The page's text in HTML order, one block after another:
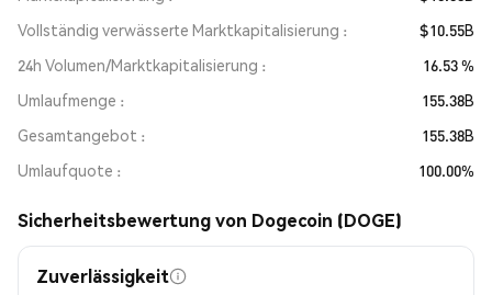
Vollständig verwässerte Marktkapitalisierung
$10.55B
24h Volumen/Marktkapitalisierung
16.53 %
Umlaufmenge
155.38B
Gesamtangebot
155.38B
Umlaufquote
100.00%
Sicherheitsbewertung von Dogecoin (DOGE)
Zuverlässigkeit